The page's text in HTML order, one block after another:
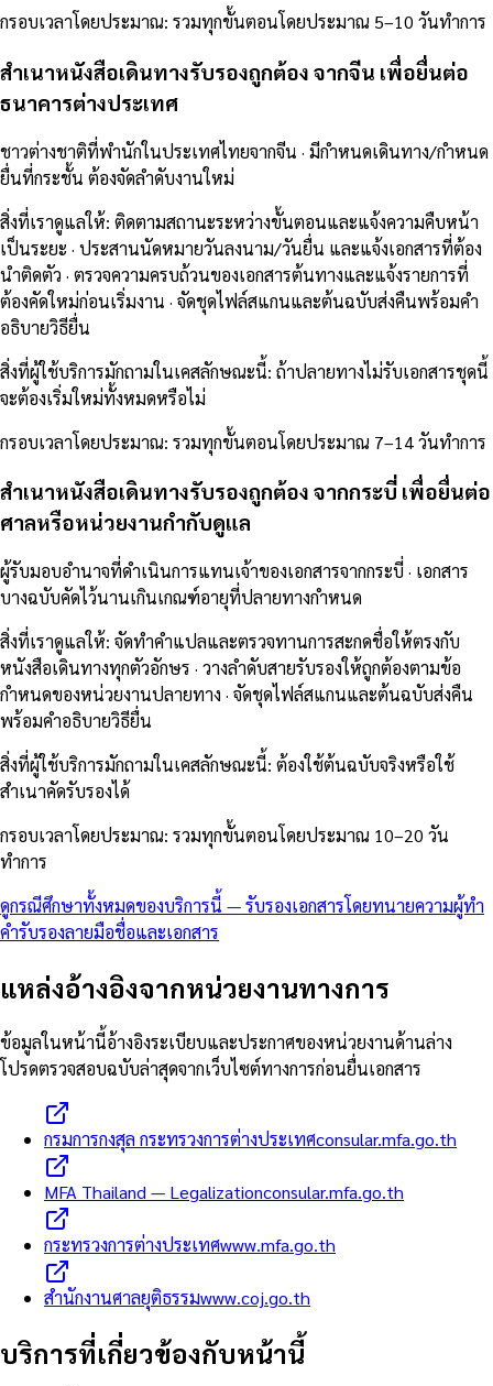
กรอบเวลาโดยประมาณ: รวมทุกขั้นตอนโดยประมาณ 5–10 วันทำการ
สำเนาหนังสือเดินทางรับรองถูกต้อง จากจีน เพื่อยื่นต่อ
ธนาคารต่างประเทศ
ชาวต่างชาติที่พำนักในประเทศไทยจากจีน · มีกำหนดเดินทาง/กำหนด
ยื่นที่กระชั้น ต้องจัดลำดับงานใหม่
สิ่งที่เราดูแลให้: ติดตามสถานะระหว่างขั้นตอนและแจ้งความคืบหน้า
เป็นระยะ · ประสานนัดหมายวันลงนาม/วันยื่น และแจ้งเอกสารที่ต้อง
นำติดตัว · ตรวจความครบถ้วนของเอกสารต้นทางและแจ้งรายการที่
ต้องคัดใหม่ก่อนเริ่มงาน · จัดชุดไฟล์สแกนและต้นฉบับส่งคืนพร้อมคำ
อธิบายวิธียื่น
สิ่งที่ผู้ใช้บริการมักถามในเคสลักษณะนี้: ถ้าปลายทางไม่รับเอกสารชุดนี้
จะต้องเริ่มใหม่ทั้งหมดหรือไม่
กรอบเวลาโดยประมาณ: รวมทุกขั้นตอนโดยประมาณ 7–14 วันทำการ
สำเนาหนังสือเดินทางรับรองถูกต้อง จากกระบี่ เพื่อยื่นต่อ
ศาลหรือหน่วยงานกำกับดูแล
ผู้รับมอบอำนาจที่ดำเนินการแทนเจ้าของเอกสารจากกระบี่ · เอกสาร
บางฉบับคัดไว้นานเกินเกณฑ์อายุที่ปลายทางกำหนด
สิ่งที่เราดูแลให้: จัดทำคำแปลและตรวจทานการสะกดชื่อให้ตรงกับ
หนังสือเดินทางทุกตัวอักษร · วางลำดับสายรับรองให้ถูกต้องตามข้อ
กำหนดของหน่วยงานปลายทาง · จัดชุดไฟล์สแกนและต้นฉบับส่งคืน
พร้อมคำอธิบายวิธียื่น
สิ่งที่ผู้ใช้บริการมักถามในเคสลักษณะนี้: ต้องใช้ต้นฉบับจริงหรือใช้
สำเนาคัดรับรองได้
กรอบเวลาโดยประมาณ: รวมทุกขั้นตอนโดยประมาณ 10–20 วัน
ทำการ
ดูกรณีศึกษาทั้งหมดของบริการนี้ —รับรองเอกสารโดยทนายความผู้ทำ
คำรับรองลายมือชื่อและเอกสาร
แหล่งอ้างอิงจากหน่วยงานทางการ
ข้อมูลในหน้านี้อ้างอิงระเบียบและประกาศของหน่วยงานด้านล่าง
โปรดตรวจสอบฉบับล่าสุดจากเว็บไซต์ทางการก่อนยื่นเอกสาร
กรมการกงสุล กระทรวงการต่างประเทศconsular.mfa.go.th
MFA Thailand — Legalizationconsular.mfa.go.th
กระทรวงการต่างประเทศwww.mfa.go.th
สำนักงานศาลยุติธรรมwww.coj.go.th
บริการที่เกี่ยวข้องกับหน้านี้